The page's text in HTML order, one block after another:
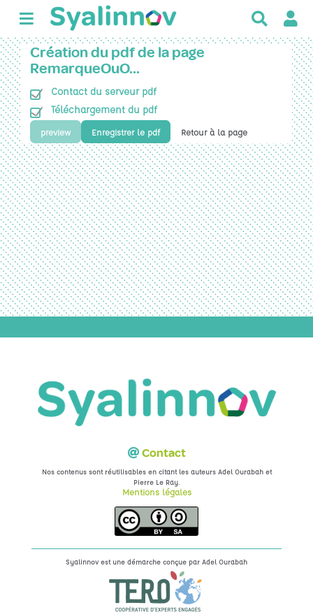
c
e
r
Création du pdf de la page
RemarqueOuO…
Contact du serveur pdf
Téléchargement du pdf
preview Enregistrer le pdf Retour à la page
Contact
Nos contenus sont réutilisables en citant les auteurs Adel Ourabah et
Pierre Le Ray.
Mentions légales
Syalinnov est une démarche conçue par Adel Ourabah